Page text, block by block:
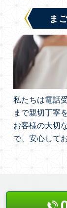
ま
私たちは電話
まで親切丁寧
お客様の大切
で、安心して